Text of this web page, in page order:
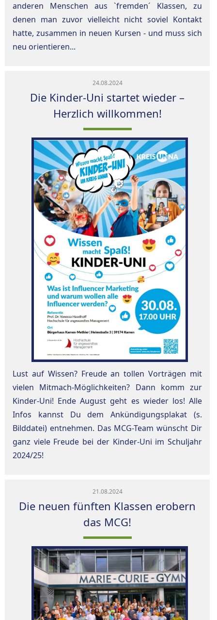
anderen Menschen aus `fremden´ Klassen, zu
denen man zuvor vielleicht nicht soviel Kontakt
hatte, zusammen in neuen Kursen - und muss sich
neu orientieren...
24.08.2024
Die Kinder-Uni startet wieder –
Herzlich willkommen!
Lust auf Wissen? Freude an tollen Vorträgen mit
vielen Mitmach-Möglichkeiten? Dann komm zur
Kinder-Uni! Ende August geht es wieder los! Alle
Infos kannst Du dem Ankündigungsplakat (s.
Bilddatei) entnehmen. Das MCG-Team wünscht Dir
ganz viele Freude bei der Kinder-Uni im Schuljahr
2024/25!
21.08.2024
Die neuen fünften Klassen erobern
das MCG!